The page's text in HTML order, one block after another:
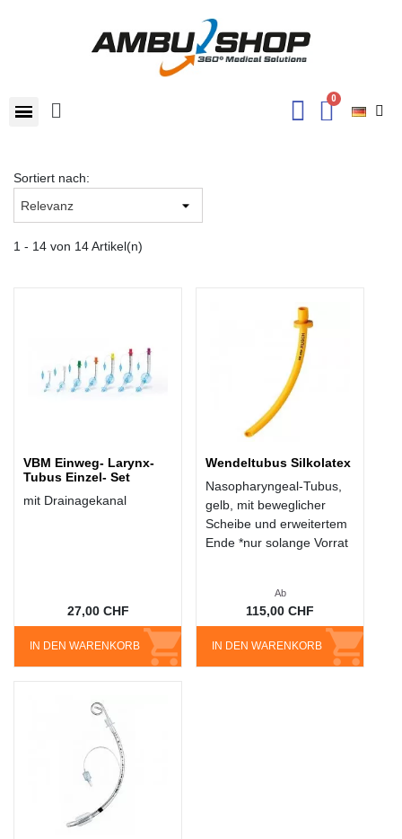
Sortiert nach:
1 - 14 von 14 Artikel(n)
VBM Einweg- Larynx-
Tubus Einzel- Set
mit Drainagekanal
IN DEN WARENKORB
27,00 CHF
Wendeltubus Silkolatex
Nasopharyngeal-Tubus,
gelb, mit beweglicher
Scheibe und erweitertem
Ende *nur solange Vorrat
IN DEN WARENKORB
Ab
115,00 CHF